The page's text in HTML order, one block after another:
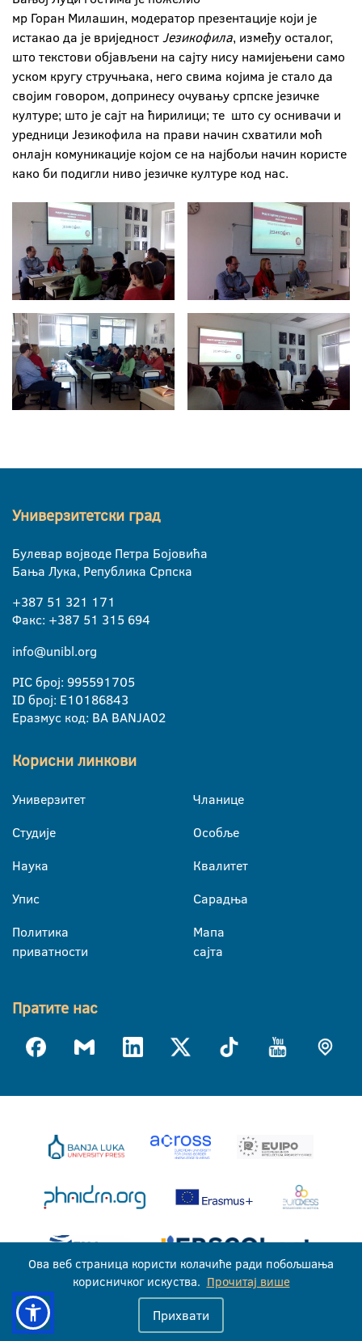
мр Горан Милашин, модератор презентације који је
истакао да је вриједностЈезикофила, између осталог,
што текстови објављени на сајту нису намијењени само
уском кругу стручњака, него свима којима је стало да
својим говором, допринесу очувању српске језичке
културе; што је сајт на ћирилици; те што су оснивачи и
уредници Језикофила на прави начин схватили моћ
онлајн комуникације којом се на најбољи начин користе
како би подигли ниво језичке културе код нас.
Универзитетски град
Булевар војводе Петра Бојовића
Бања Лука, Република Српска
+387 51 321 171
Факс: +387 51 315 694
info@unibl.org
PIC број: 995591705
ID број: E10186843
Еразмус код: BA BANJA02
Корисни линкови
Универзитет
Студије
Наука
Упис
Политика
приватности
Чланице
Особље
Квалитет
Сарадња
Мапа
сајта
Пратите нас
Универзитет у Бањој Луци © 2026
Сва права задржана
Ова веб страница користи колачиће ради побољшања
корисничког искуства. Прочитај више
Прихвати